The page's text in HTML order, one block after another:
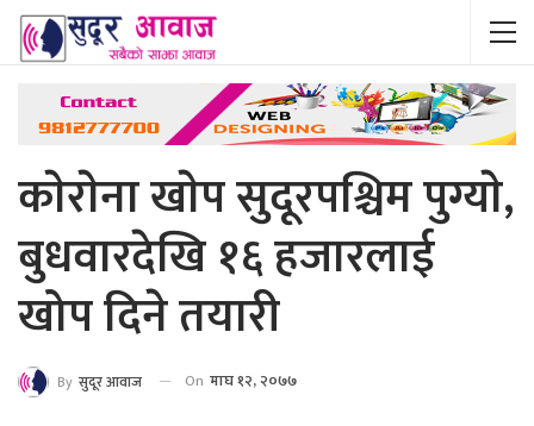
काेराेना खाेप सुदूरपश्चिम पुग्याे,
बुधवारदेखि १६ हजारलाई
खोप दिने तयारी
By सुदूर आवाज On माघ १२, २०७७